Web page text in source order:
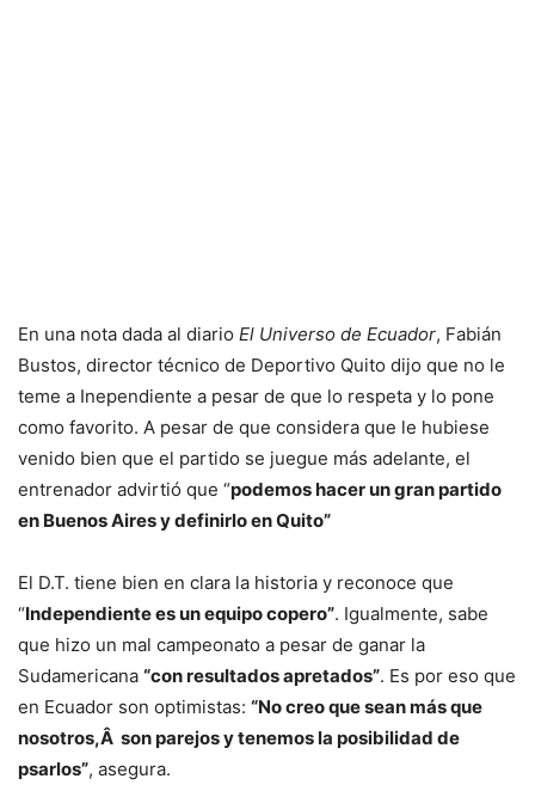
En una nota dada al diario El Universo de Ecuador, Fabián
Bustos, director técnico de Deportivo Quito dijo que no le
teme a Inependiente a pesar de que lo respeta y lo pone
como favorito. A pesar de que considera que le hubiese
venido bien que el partido se juegue más adelante, el
entrenador advirtió que “podemos hacer un gran partido
en Buenos Aires y definirlo en Quito”
El D.T. tiene bien en clara la historia y reconoce que
“Independiente es un equipo copero”. Igualmente, sabe
que hizo un mal campeonato a pesar de ganar la
Sudamericana “con resultados apretados”. Es por eso que
en Ecuador son optimistas: “No creo que sean más que
nosotros,Â son parejos y tenemos la posibilidad de
psarlos”, asegura.